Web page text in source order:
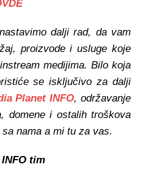
dalji rad, da vam
proizvode i usluge koje
medijima.Bilo koja
se isključivo za dalji
Planet INFO, održavanje
domene i ostalih troškova
nama a mi tu za vas.
tim